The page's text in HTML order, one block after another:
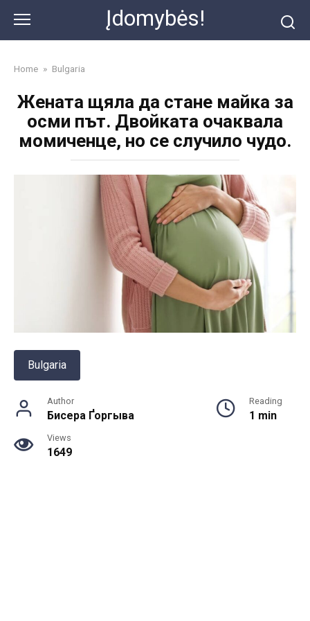
content
Įdomybės!
Home » Bulgaria
Жената щяла да стане майка за
осми път. Двойката очаквала
момиченце, но се случило чудо.
Bulgaria
Author
Бисера Ґоргыва
Reading
1 min
Views
1649